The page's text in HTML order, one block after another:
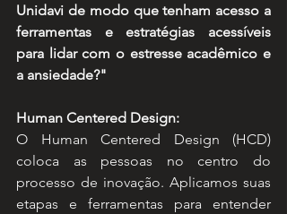
Unidavi de modo que tenham acesso a
ferramentas e estratégias acessíveis
para lidar com o estresse acadêmico e
a ansiedade?"
Human Centered Design:
O Human Centered Design (HCD)
coloca as pessoas no centro do
processo de inovação. Aplicamos suas
etapas e ferramentas para entender